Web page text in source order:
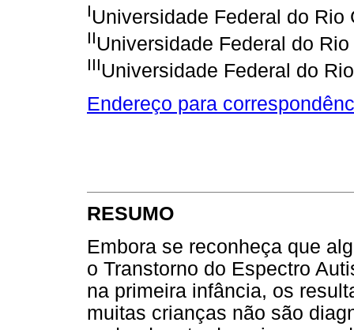
IUniversidade Federal do
IIUniversidade Federal do
IIIUniversidade Federal do
Endereço para
RESUMO
Embora se reconheça que
o Transtorno do Espectro
na primeira infância, os
muitas crianças não são